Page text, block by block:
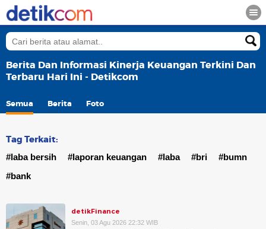
Berita Dan Informasi Kinerja Keuangan Terkini Dan
Terbaru Hari Ini - Detikcom
Semua Berita Foto
Tag Terkait:
#laba bersih #laporan keuangan #laba #bri
#bumn
#bank
detikFinance
Senin, 03 Agu 2026 22:32 WIB